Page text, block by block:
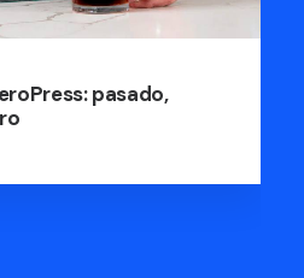
pasado,